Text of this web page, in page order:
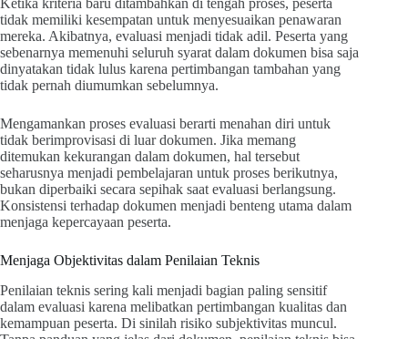
Ketika kriteria baru ditambahkan di tengah proses, peserta
tidak memiliki kesempatan untuk menyesuaikan penawaran
mereka. Akibatnya, evaluasi menjadi tidak adil. Peserta yang
sebenarnya memenuhi seluruh syarat dalam dokumen bisa saja
dinyatakan tidak lulus karena pertimbangan tambahan yang
tidak pernah diumumkan sebelumnya.
Mengamankan proses evaluasi berarti menahan diri untuk
tidak berimprovisasi di luar dokumen. Jika memang
ditemukan kekurangan dalam dokumen, hal tersebut
seharusnya menjadi pembelajaran untuk proses berikutnya,
bukan diperbaiki secara sepihak saat evaluasi berlangsung.
Konsistensi terhadap dokumen menjadi benteng utama dalam
menjaga kepercayaan peserta.
Menjaga Objektivitas dalam Penilaian Teknis
Penilaian teknis sering kali menjadi bagian paling sensitif
dalam evaluasi karena melibatkan pertimbangan kualitas dan
kemampuan peserta. Di sinilah risiko subjektivitas muncul.